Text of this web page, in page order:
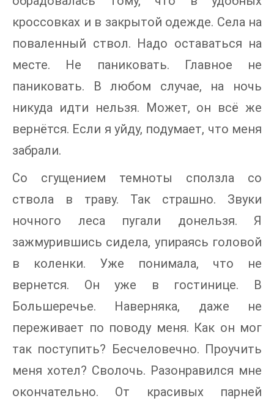
кроссовках и в закрытой одежде. Села на
поваленный ствол. Надо оставаться на
месте. Не паниковать. Главное не
паниковать. В любом случае, на ночь
никуда идти нельзя. Может, он всё же
вернётся. Если я уйду, подумает, что меня
забрали.
Со сгущением темноты сползла со
ствола в траву. Так страшно. Звуки
ночного леса пугали донельзя. Я
зажмурившись сидела, упираясь головой
в коленки. Уже понимала, что не
вернется. Он уже в гостинице. В
Большеречье. Наверняка, даже не
переживает по поводу меня. Как он мог
так поступить? Бесчеловечно. Проучить
меня хотел? Сволочь. Разонравился мне
окончательно. От красивых парней